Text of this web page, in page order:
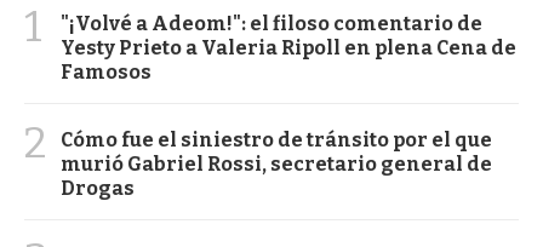
1
"¡Volvé a Adeom!": el filoso comentario de
Yesty Prieto a Valeria Ripoll en plena Cena de
Famosos
2
Cómo fue el siniestro de tránsito por el que
murió Gabriel Rossi, secretario general de
Drogas